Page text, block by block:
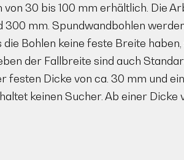
von 30 bis 100 mm erhältlich. Die
mm. Spundwandbohlen
Bohlen keine feste Breite
der Fallbreite sind auch
festen Dicke von ca. 30 mm und
keinen Sucher. Ab einer